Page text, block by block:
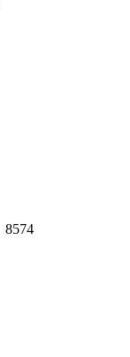
8574